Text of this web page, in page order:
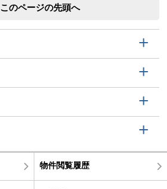
このページの先頭へ
物件閲覧履歴